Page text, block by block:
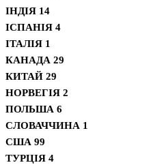
ІНДІЯ 14
ІСПАНІЯ 4
ІТАЛІЯ 1
КАНАДА 29
КИТАЙ 29
НОРВЕГІЯ 2
ПОЛЬША 6
СЛОВАЧЧИНА 1
США 99
ТУРЦІЯ 4